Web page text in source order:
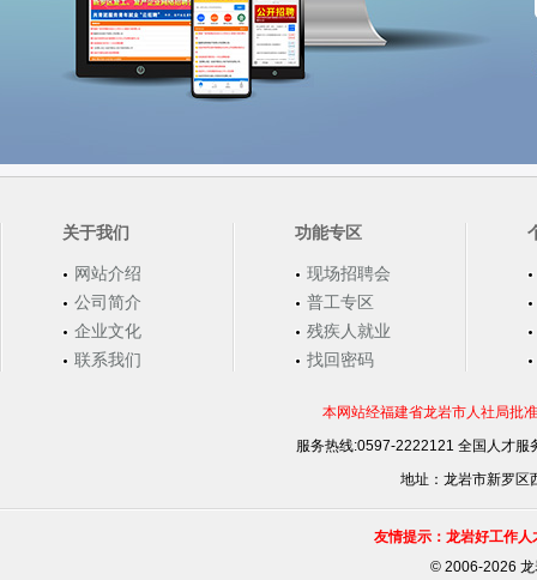
关于我们
网站介绍
公司简介
企业文化
联系我们
功能专区
现场招聘会
普工专区
残疾人就业
找回密码
本网站经福建省龙岩市人社局批
服务热线:0597-2222121 全国人才
地址：龙岩市新罗区
友情提示：龙岩好工作
©2006-2026 龙